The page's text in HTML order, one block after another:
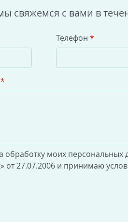
свяжемся с вами в
Телефон *
*
обработку моих
от 27.07.2006 и принимаю